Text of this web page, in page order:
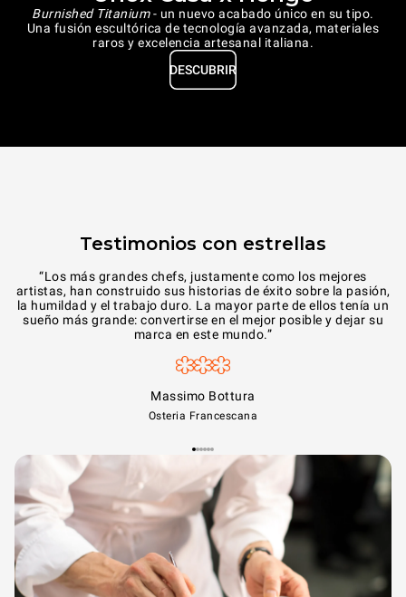
Burnished Titanium- un nuevo acabado único en su tipo.
Una fusión escultórica de tecnología avanzada, materiales
raros y excelencia artesanal italiana.
DESCUBRIR
Testimonios con estrellas
“Los más grandes chefs, justamente como los mejores
artistas, han construido sus historias de éxito sobre la pasión,
la humildad y el trabajo duro. La mayor parte de ellos tenía un
sueño más grande: convertirse en el mejor posible y dejar su
marca en este mundo.”
Massimo Bottura
Osteria Francescana